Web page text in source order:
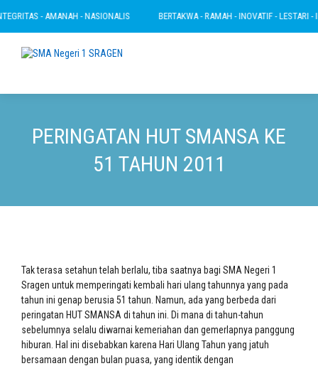
- AMANAH - NASIONALIS BERTAKWA - RAMAH - INOVATIF - LESTARI -
PERINGATAN HUT SMANSA KE
51 TAHUN 2011
Tak terasa setahun telah berlalu, tiba saatnya bagi SMA Negeri 1
Sragen untuk memperingati kembali hari ulang tahunnya yang pada
tahun ini genap berusia 51 tahun. Namun, ada yang berbeda dari
peringatan HUT SMANSA di tahun ini. Di mana di tahun-tahun
sebelumnya selalu diwarnai kemeriahan dan gemerlapnya panggung
hiburan. Hal ini disebabkan karena Hari Ulang Tahun yang jatuh
bersamaan dengan bulan puasa, yang identik dengan